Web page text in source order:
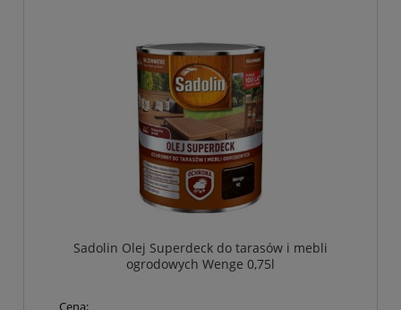
Sadolin Olej Superdeck do tarasów i mebli
ogrodowych Wenge 0,75l
Cena: